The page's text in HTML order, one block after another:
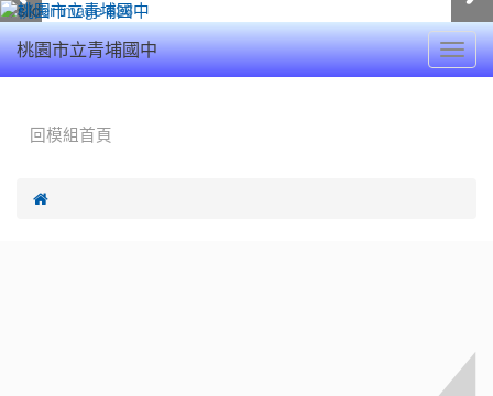
桃園市立青埔國中
回模組首頁
